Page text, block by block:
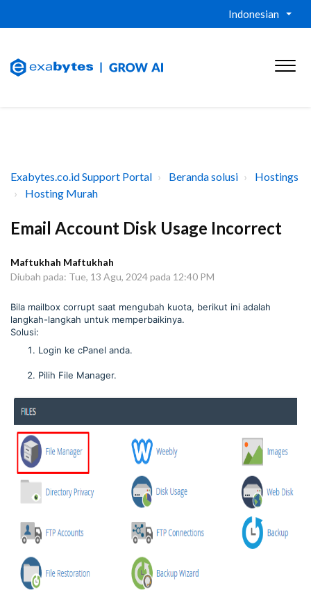
Indonesian
Exabytes.co.id Support Portal Beranda solusi
Hostings
Hosting Murah
Email Account Disk Usage Incorrect
Maftukhah Maftukhah
Diubah pada: Tue, 13 Agu, 2024 pada 12:40 PM
Bila mailbox corrupt saat mengubah kuota, berikut ini adalah
langkah-langkah untuk memperbaikinya.
Solusi:
Login ke cPanel anda.
Pilih File Manager.